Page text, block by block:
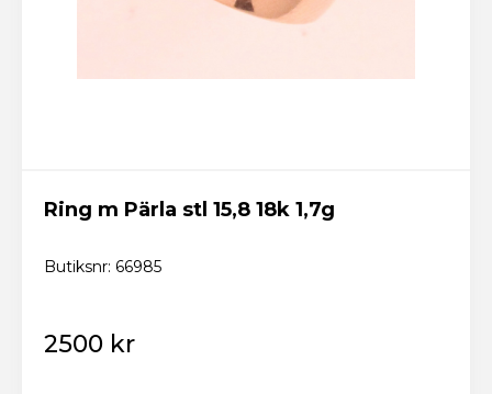
Ring m Pärla stl 15,8 18k 1,7g
Butiksnr: 66985
2500 kr